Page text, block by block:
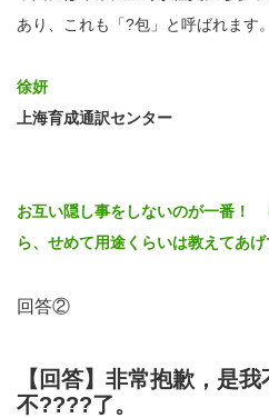
あり、これも「?包」と呼ばれます。
徐妍
上海育成通訳センター
お互い隠し事をしないのが一番！
ら、せめて用途くらいは教えてあげ
回答②
【回答】非常抱歉，是
不????了。